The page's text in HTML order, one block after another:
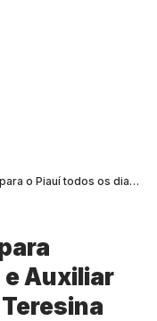
Vagas Piauí - Oportunidades de emprego para o Piauí todos os dias>
e Auxiliar